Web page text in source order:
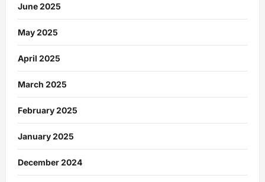
June 2025
May 2025
April 2025
March 2025
February 2025
January 2025
December 2024